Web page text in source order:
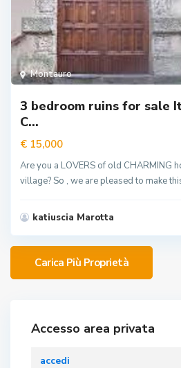
Montauro
3 bedroom ruins for sale
C...
€ 15,000
Are you a LOVERS of old CHARMING
village? So , we are pleased to make
katiuscia Marotta
Accesso area privata
accedi